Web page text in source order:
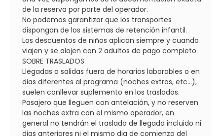
de la reserva por parte del operador.
No podemos garantizar que los transportes
dispongan de los sistemas de retención infantil.
Los descuentos de niños aplican siempre y cuando
viajen y se alojen con 2 adultos de pago completo.
SOBRE TRASLADOS:
Llegadas o salidas fuera de horarios laborables o en
dias diferentes al programa (noches extras, etc...),
suelen conllevar suplemento en los traslados.
Pasajero que lleguen con antelación, y no reserven
las noches extra con el mismo operador, en
general no tendrán el traslado de llegada incluido ni
dias anteriores ni el mismo dia de comienzo del